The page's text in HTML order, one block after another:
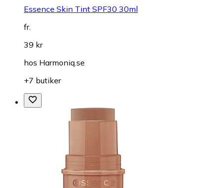
Essence Skin Tint SPF30 30ml
fr.
39 kr
hos Harmoniq.se
+7 butiker